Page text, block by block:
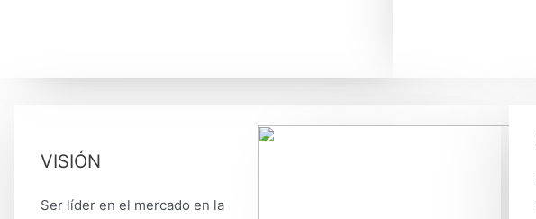
VISIÓN
Ser líder en el mercado en la